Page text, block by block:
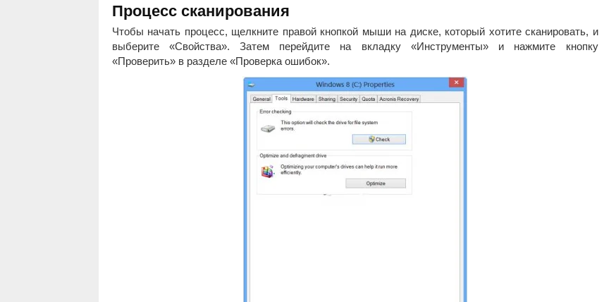
Процесс сканирования
Чтобы начать процесс, щелкните правой кнопкой мыши на диске, который хотите сканировать, и
выберите «Свойства». Затем перейдите на вкладку «Инструменты» и нажмите кнопку
«Проверить» в разделе «Проверка ошибок».